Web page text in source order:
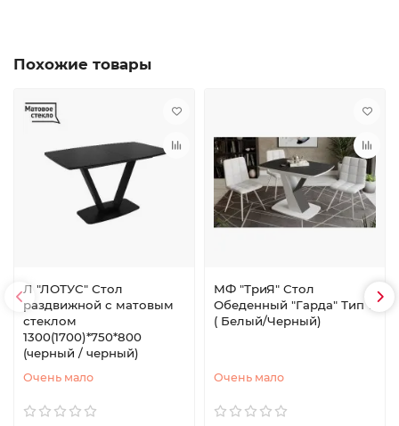
Похожие товары
Л "ЛОТУС" Стол
раздвижной с матовым
стеклом
1300(1700)*750*800
(черный / черный)
Очень мало
МФ "ТриЯ" Стол
Обеденный "Гарда" Тип 1
( Белый/Черный)
Очень мало